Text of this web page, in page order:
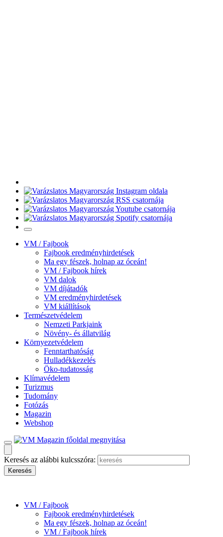
VM / Fajbook
Fajbook eredményhirdetések
Ma egy fészek, holnap az óceán!
VM / Fajbook hírek
VM dalok
VM díjátadók
VM eredményhirdetések
VM kiállítások
Természetvédelem
Nemzeti Parkjaink
Növény- és állatvilág
Környezetvédelem
Fenntarthatóság
Hulladékkezelés
Öko-tudatosság
Klímavédelem
Turizmus
Tudomány
Fotózás
Magazin
Webshop
Keresés az alábbi kulcsszóra:
VM / Fajbook
Fajbook eredményhirdetések
Ma egy fészek, holnap az óceán!
VM / Fajbook hírek